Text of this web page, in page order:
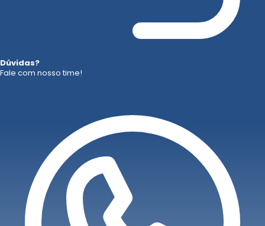
Dúvidas?
Fale com nosso time!